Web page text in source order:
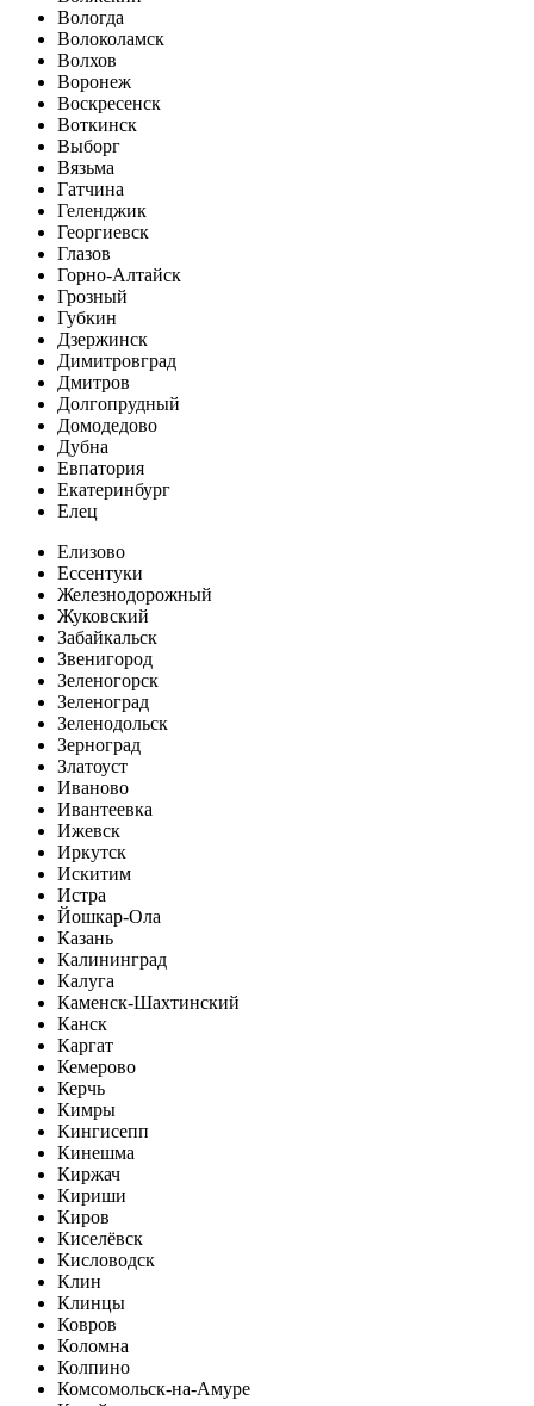
Вологда
Волоколамск
Волхов
Воронеж
Воскресенск
Воткинск
Выборг
Вязьма
Гатчина
Геленджик
Георгиевск
Глазов
Горно-Алтайск
Грозный
Губкин
Дзержинск
Димитровград
Дмитров
Долгопрудный
Домодедово
Дубна
Евпатория
Екатеринбург
Елец
Елизово
Ессентуки
Железнодорожный
Жуковский
Забайкальск
Звенигород
Зеленогорск
Зеленоград
Зеленодольск
Зерноград
Златоуст
Иваново
Ивантеевка
Ижевск
Иркутск
Искитим
Истра
Йошкар-Ола
Казань
Калининград
Калуга
Каменск-Шахтинский
Канск
Каргат
Кемерово
Керчь
Кимры
Кингисепп
Кинешма
Киржач
Кириши
Киров
Киселёвск
Кисловодск
Клин
Клинцы
Ковров
Коломна
Колпино
Комсомольск-на-Амуре